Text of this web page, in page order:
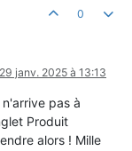
0
29 janv. 2025 à 13:13
pas à
Produit
alors ! Mille